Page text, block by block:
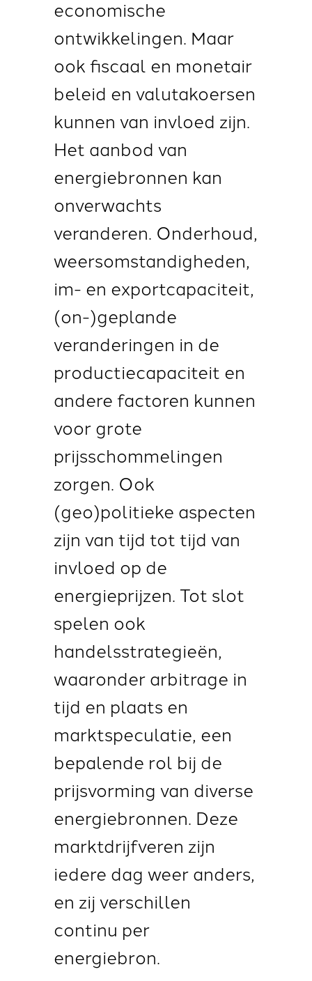
economische
ontwikkelingen. Maar
ook fiscaal en monetair
beleid en valutakoersen
kunnen van invloed zijn.
Het aanbod van
energiebronnen kan
onverwachts
veranderen. Onderhoud,
weersomstandigheden,
im- en exportcapaciteit,
(on-)geplande
veranderingen in de
productiecapaciteit en
andere factoren kunnen
voor grote
prijsschommelingen
zorgen. Ook
(geo)politieke aspecten
zijn van tijd tot tijd van
invloed op de
energieprijzen. Tot slot
spelen ook
handelsstrategieën,
waaronder arbitrage in
tijd en plaats en
marktspeculatie, een
bepalende rol bij de
prijsvorming van diverse
energiebronnen. Deze
marktdrijfveren zijn
iedere dag weer anders,
en zij verschillen
continu per
energiebron.